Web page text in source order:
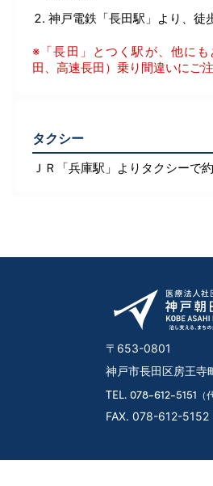
神戸電鉄「長田駅」より、徒
※「長田」とつく駅が、他に
田、高速長田）乗り間違いにご注
タクシー
ＪＲ「兵庫駅」よりタクシーで
〒653-0801
神戸市長田区房王
TEL. 078-612-5151 （
FAX. 078-612-5152